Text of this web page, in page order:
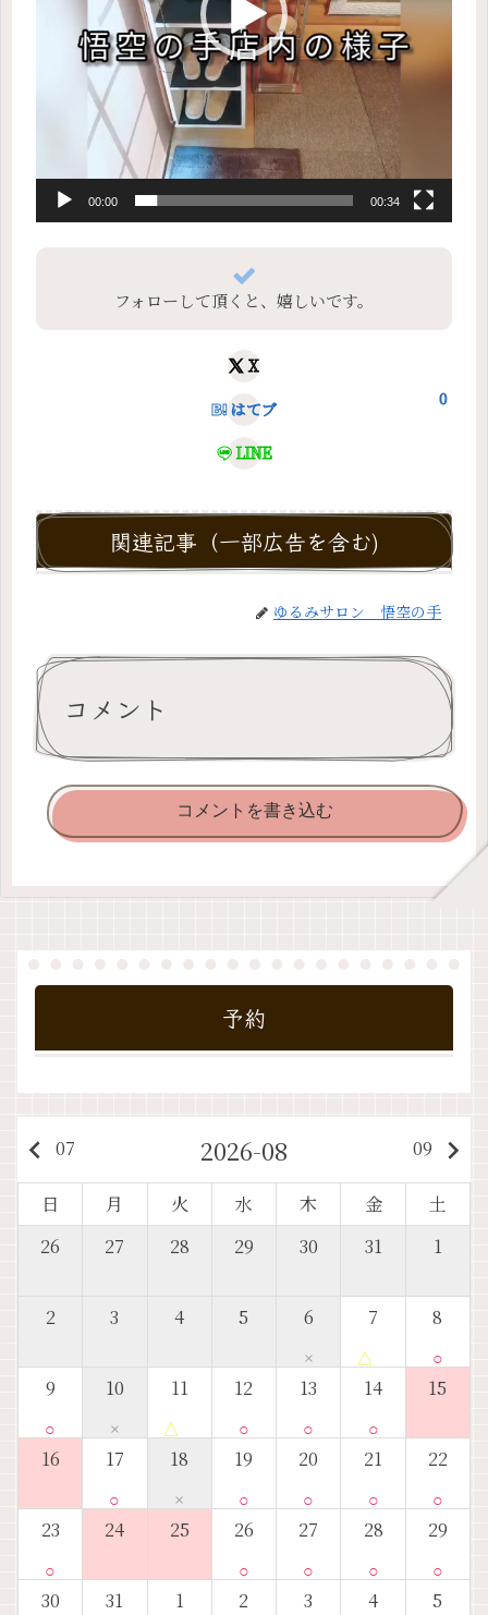
00:00 00:34
フォローして頂くと、嬉しいです。
X
はてブ
0
LINE
関連記事（一部広告を含む)
ゆるみサロン 悟空の手
コメント
コメントを書き込む
予約
keyboard_arrow_left 07 2026-08 09 keyboard_arrow_right
日 月 火 水 木 金
土
26
27 28 29 30 31 1
2 3 4 5 6
×
7
△
8
○
9
○
10
×
11
△
12
○
13
○
14
○
15
16 17
○
18
×
19
○
20
○
21
○
22
○
23
○
24 25 26
○
27
○
28
○
29
○
30 31 1 2 3 4 5